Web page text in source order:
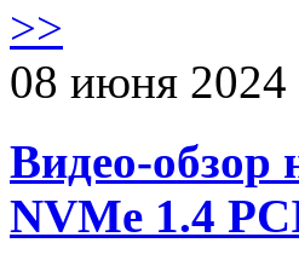
>>
08 июня 2024
Видео-обзор
NVMe 1.4